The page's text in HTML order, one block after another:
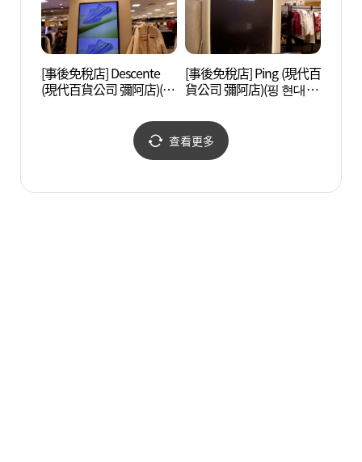
[事後免稅店] Descente
(現代百貨公司 彌阿店)(데
[事後免稅店] Ping (現代百
貨公司 彌阿店)(핑 현대백
查看更多